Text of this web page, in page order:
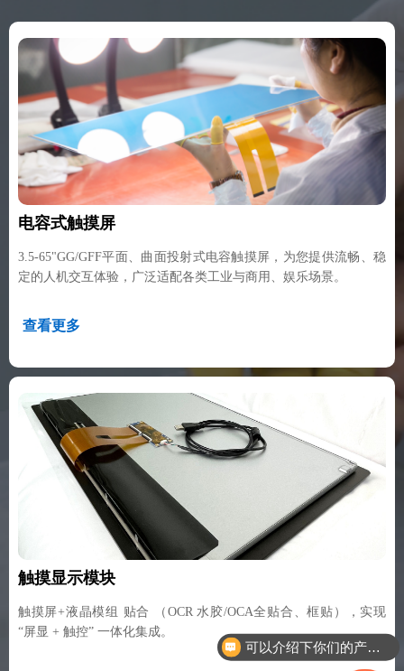
触摸显示模块
触摸屏+液晶模组 贴合 （OCR 水胶/OCA全贴合、框贴），实现
“屏显 + 触控” 一体化集成。
电容式触摸屏
3.5-65"GG/GFF平面、曲面投射式电容触摸屏，为您提供流畅、稳
定的人机交互体验，广泛适配各类工业与商用、娱乐场景。
查看更多
可以介绍下你们的产品么
你们是怎么收费的呢